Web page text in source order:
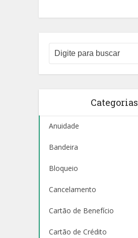
Categorias
Anuidade
Bandeira
Bloqueio
Cancelamento
Cartão de Benefício
Cartão de Crédito